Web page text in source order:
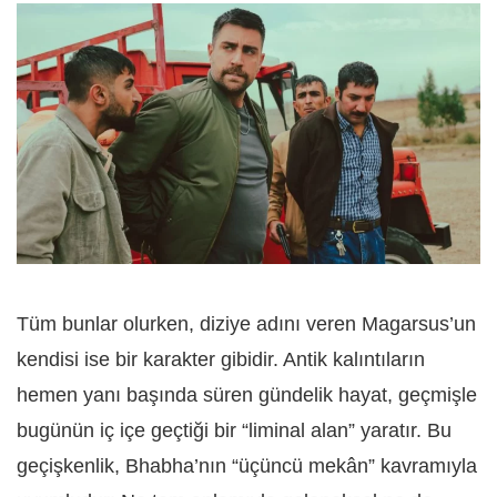
Tüm bunlar olurken, diziye adını veren Magarsus’un
kendisi ise bir karakter gibidir. Antik kalıntıların
hemen yanı başında süren gündelik hayat, geçmişle
bugünün iç içe geçtiği bir “liminal alan” yaratır. Bu
geçişkenlik, Bhabha’nın “üçüncü mekân” kavramıyla